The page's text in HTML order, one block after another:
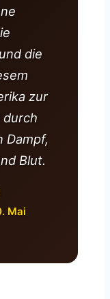
die
zur
durch
Dampf,
Blut.
Mai